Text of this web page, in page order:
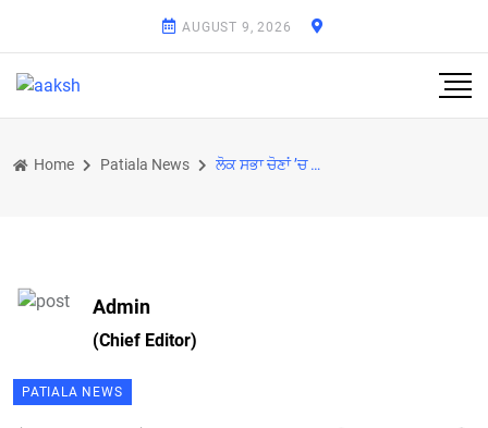
AUGUST 9, 2026
Home Patiala News ਲੋਕ ਸਭਾ ਚੋਣਾਂ ’ਚ ਭਾਜਪਾ ਤੇ ‘ਆਪ’ ਨੂੰ ਕਾਂਗਰਸ ਦੇਵੇਗੀ ਮੂੰਹਤੋੜ ਜਵਾਬ : ਮੋਹਿਤ ਮਹਿੰਦਰਾ
Admin
(Chief Editor)
PATIALA NEWS